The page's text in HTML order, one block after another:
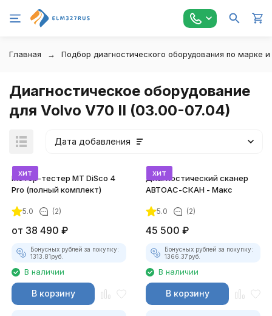
Главная Подбор диагностического оборудования по марке
Диагностическое оборудование
для Volvo V70 II (03.00-07.04)
Дата добавления
хит
Мотор-тестер MT DiSco 4
Pro (полный комплект)
5.0 (2)
от 38 490 ₽
Бонусных рублей за покупку:
1313.81руб.
В наличии
В корзину
хит
Диагностический сканер
АВТОАС-СКАН - Макс
5.0 (2)
45 500 ₽
Бонусных рублей за покупку:
1366.37руб.
В наличии
В корзину